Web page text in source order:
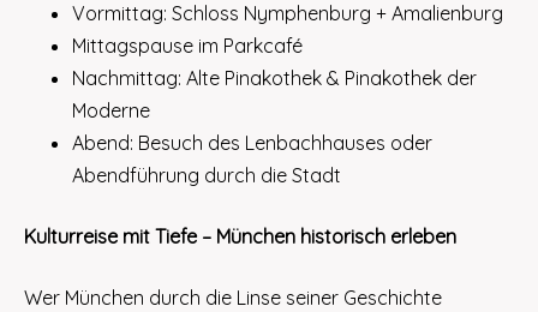
Vormittag: Schloss Nymphenburg + Amalienburg
Mittagspause im Parkcafé
Nachmittag: Alte Pinakothek & Pinakothek der
Moderne
Abend: Besuch des Lenbachhauses oder
Abendführung durch die Stadt
Kulturreise mit Tiefe – München historisch erleben
Wer München durch die Linse seiner Geschichte